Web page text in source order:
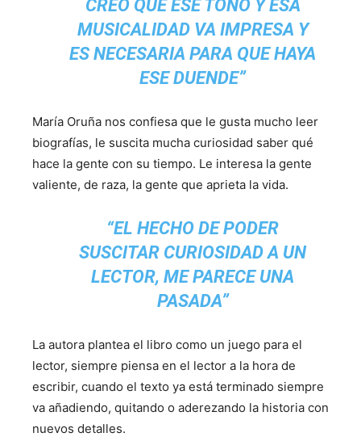
CREO QUE ESE TONO Y ESA
MUSICALIDAD VA IMPRESA Y
ES NECESARIA PARA QUE HAYA
ESE DUENDE”
María Oruña nos confiesa que le gusta mucho leer
biografías, le suscita mucha curiosidad saber qué
hace la gente con su tiempo. Le interesa la gente
valiente, de raza, la gente que aprieta la vida.
“EL HECHO DE PODER
SUSCITAR CURIOSIDAD A UN
LECTOR, ME PARECE UNA
PASADA”
La autora plantea el libro como un juego para el
lector, siempre piensa en el lector a la hora de
escribir, cuando el texto ya está terminado siempre
va añadiendo, quitando o aderezando la historia con
nuevos detalles.